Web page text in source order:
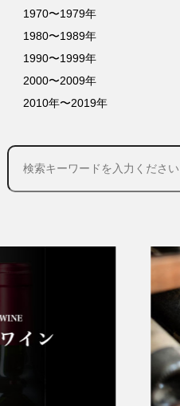
1970〜1979年
1980〜1989年
1990〜1999年
2000〜2009年
2010年〜2019年